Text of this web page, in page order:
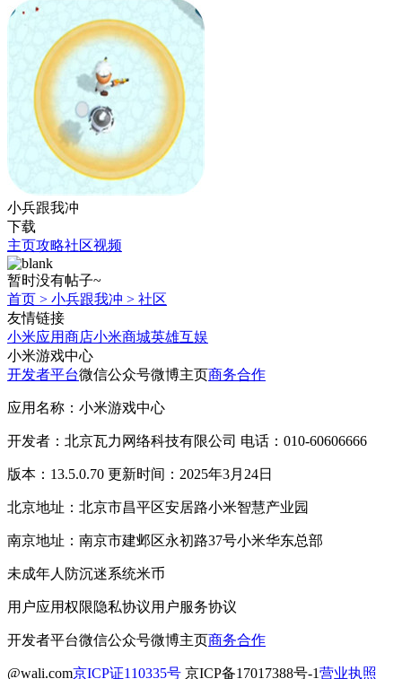
小兵跟我冲
下载
主页攻略社区视频
暂时没有帖子~
首页 > 小兵跟我冲 > 社区
友情链接
小米应用商店小米商城英雄互娱
小米游戏中心
开发者平台微信公众号微博主页商务合作
应用名称：小米游戏中心
开发者：北京瓦力网络科技有限公司 电话：010-60606666
版本：13.5.0.70 更新时间：2025年3月24日
北京地址：北京市昌平区安居路小米智慧产业园
南京地址：南京市建邺区永初路37号小米华东总部
未成年人防沉迷系统米币
用户应用权限隐私协议用户服务协议
开发者平台微信公众号微博主页商务合作
@wali.com京ICP证110335号 京ICP备17017388号-1营业执照